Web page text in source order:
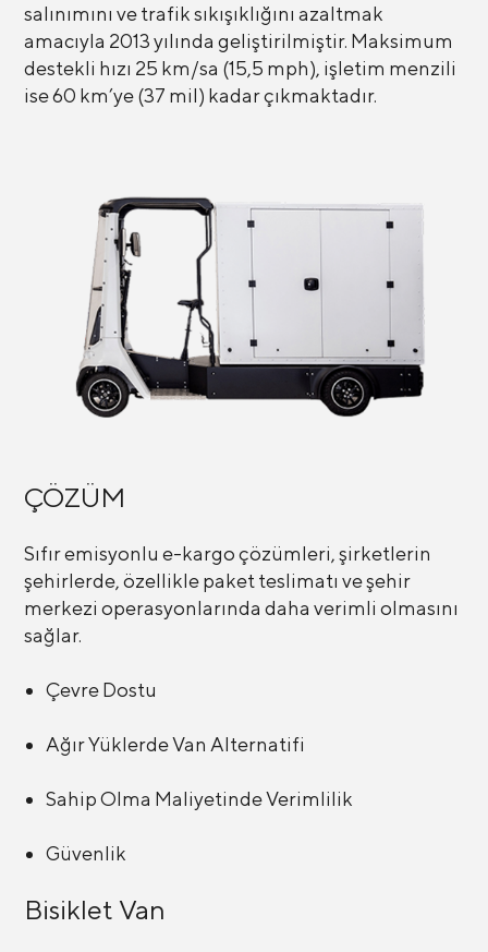
salınımını ve trafik sıkışıklığını azaltmak
amacıyla 2013 yılında geliştirilmiştir. Maksimum
destekli hızı 25 km/sa (15,5 mph), işletim menzili
ise 60 km’ye (37 mil) kadar çıkmaktadır.
ÇÖZÜM
Sıfır emisyonlu e-kargo çözümleri, şirketlerin
şehirlerde, özellikle paket teslimatı ve şehir
merkezi operasyonlarında daha verimli olmasını
sağlar.
Çevre Dostu
Ağır Yüklerde Van Alternatifi
Sahip Olma Maliyetinde Verimlilik
Güvenlik
Bisiklet Van